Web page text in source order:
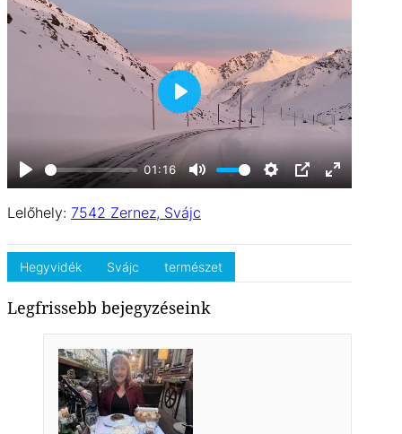
P
l
y
01:16
M
u
e
S
i
g
P
E
r
u
P
l
a
y
Lelőhely: 7542 Zernez, Svájc
Hegyvidék Svájc természet
Legfrissebb bejegyzéseink